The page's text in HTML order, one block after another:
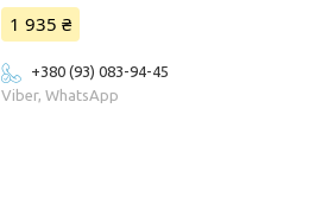
1 935 ₴
+380 (93) 083-94-45
Viber, WhatsApp